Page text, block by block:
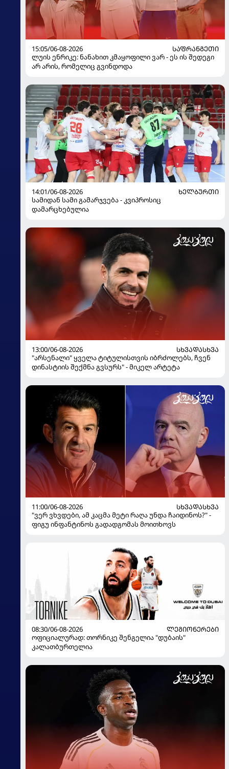
15:05/06-08-2026
ᲡᲐᲤᲠᲐᲜᲒᲔᲗᲘ
ლუის ენრიკე: ნანახით კმაყოფილი ვარ - ეს ის შედეგი
არ არის, რომელიც გვინდოდა
14:01/06-08-2026
ᲮᲔᲚᲑᲣᲠᲗᲘ
სამიდან სამი გამარჯვება - კვიპროსიც
დამარცხებულია
13:00/06-08-2026
ᲡᲮᲕᲐᲓᲐᲡᲮᲕᲐ
"არსენალი" ყველა ტიტულისთვის იბრძოლებს, ჩვენ
დინასტიის შექმნა გვსურს" - მიკელ არტეტა
11:00/06-08-2026
ᲡᲮᲕᲐᲓᲐᲡᲮᲕᲐ
"ვერ ვხვდები, ამ კაცმა მეტი რაღა უნდა ჩაიდინოს?" -
ფიგუ ინფანტინოს გადადგომას მოითხოვს
08:30/06-08-2026
ᲚᲔᲒᲘᲝᲜᲔᲠᲔᲑᲘ
ოფიციალურად: თორნიკე შენგელია "დუბაის"
კალათბურთელია